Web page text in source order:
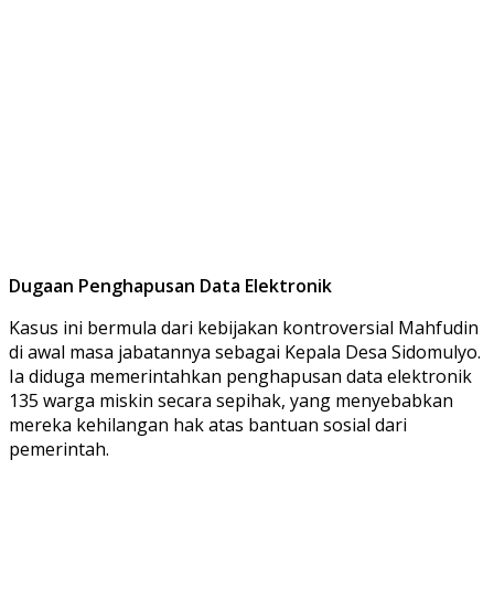
Dugaan Penghapusan Data Elektronik
Kasus ini bermula dari kebijakan kontroversial Mahfudin
di awal masa jabatannya sebagai Kepala Desa Sidomulyo.
Ia diduga memerintahkan penghapusan data elektronik
135 warga miskin secara sepihak, yang menyebabkan
mereka kehilangan hak atas bantuan sosial dari
pemerintah.